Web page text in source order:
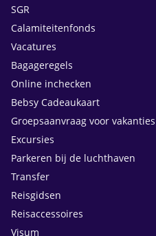
SGR
Calamiteitenfonds
Vacatures
Bagageregels
Online inchecken
Bebsy Cadeaukaart
Groepsaanvraag voor vakanties
Excursies
Parkeren bij de luchthaven
Transfer
Reisgidsen
Reisaccessoires
Visum